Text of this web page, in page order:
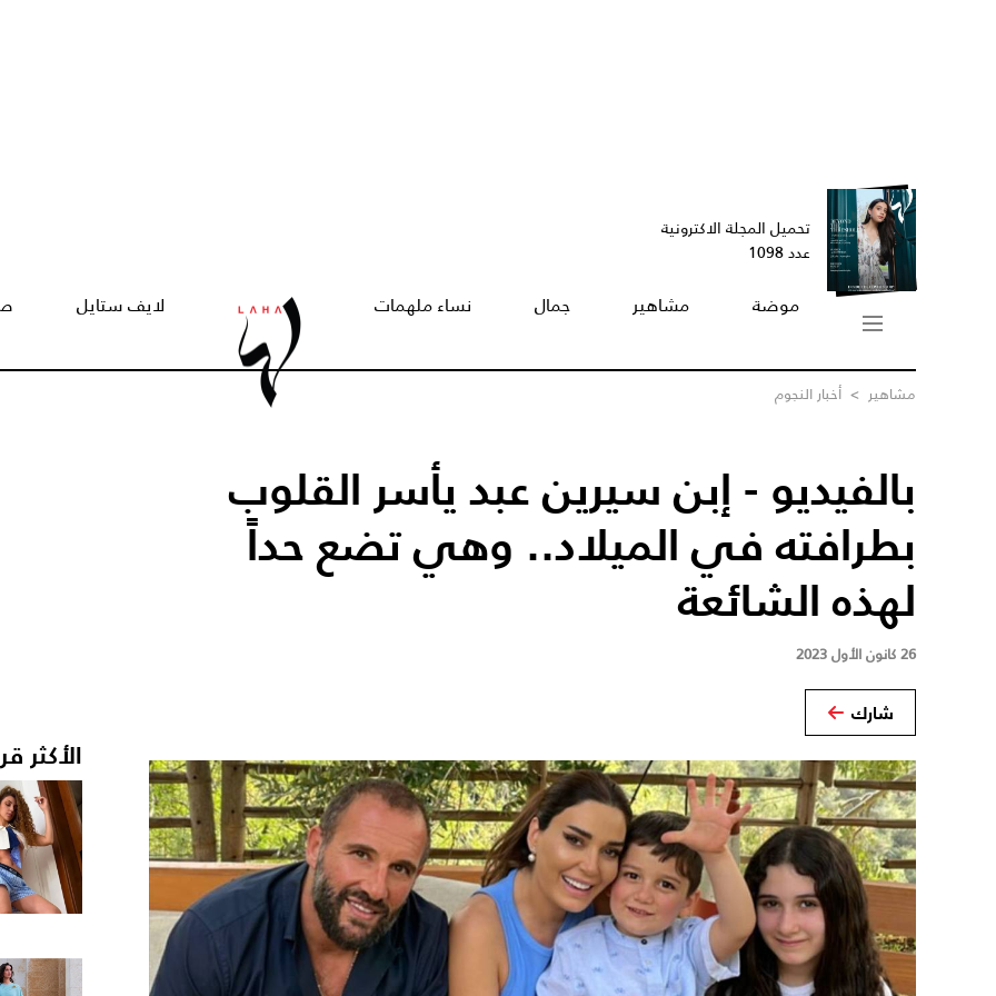
تحميل المجلة الاكترونية
عدد 1098
موضة مشاهير جمال نساء ملهمات لايف ستايل
مشاهير > أخبار النجوم
بالفيديو - إبن سيرين عبد يأسر القلوب
بطرافته في الميلاد.. وهي تضع حداً
لهذه الشائعة
26 كانون الأول 2023
شارك
الأكثر